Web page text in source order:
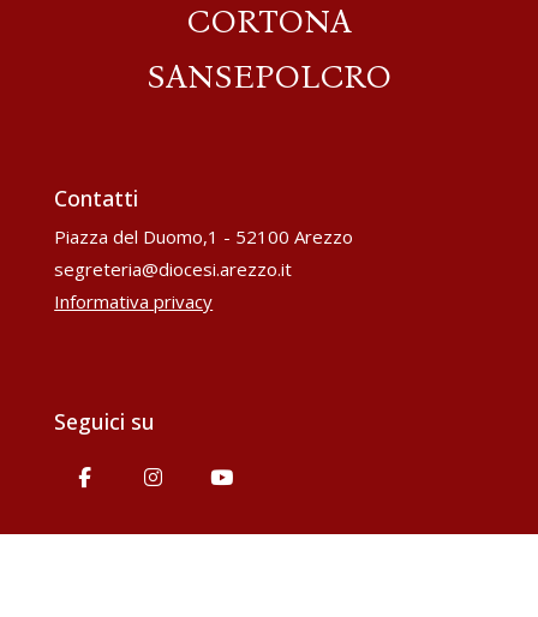
CORTONA
SANSEPOLCRO
Contatti
Piazza del Duomo,1 - 52100 Arezzo
segreteria@diocesi.arezzo.it
Informativa privacy
Seguici su